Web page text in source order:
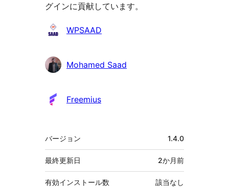
グインに貢献しています。
貢
者
WPSAAD
Mohamed Saad
Freemius
メ
タ
バージョン 1.4.0
最終更新日 2か月前
有効インストール数 該当なし